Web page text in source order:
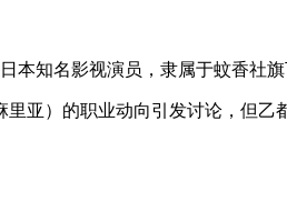
本知名影视演员，隶属于蚊香
亚）的职业动向引发讨论，但